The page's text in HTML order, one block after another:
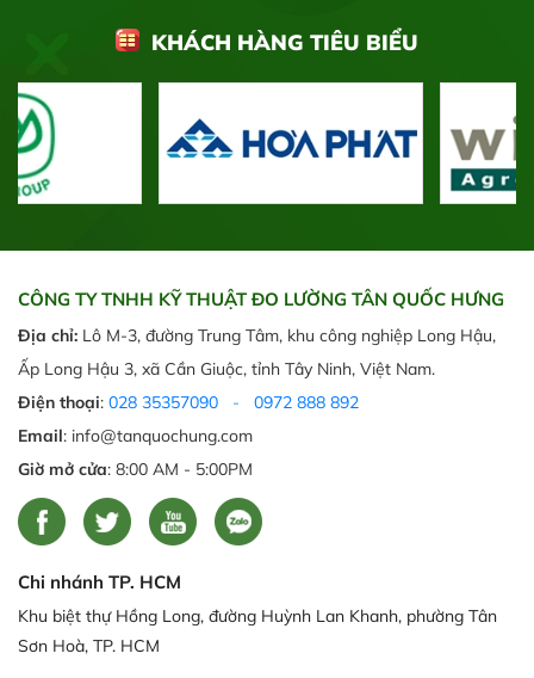
KHÁCH HÀNG TIÊU BIỂU
CÔNG TY TNHH KỸ THUẬT ĐO LƯỜNG TÂN QUỐC HƯNG
Địa chỉ: Lô M-3, đường Trung Tâm, khu công nghiệp Long Hậu,
Ấp Long Hậu 3, xã Cần Giuộc, tỉnh Tây Ninh, Việt Nam.
Điện thoại: 028 35357090 -
0972 888 892
Email: info@tanquochung.com
Giờ mở cửa: 8:00 AM - 5:00PM
Chi nhánh TP. HCM
Khu biệt thự Hồng Long, đường Huỳnh Lan Khanh, phường Tân
Sơn Hoà, TP. HCM